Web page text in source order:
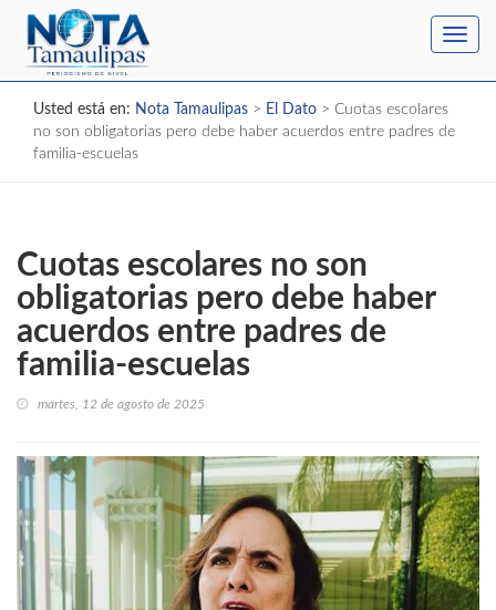
Usted está en: Nota Tamaulipas > El Dato > Cuotas escolares
no son obligatorias pero debe haber acuerdos entre padres de
familia-escuelas
Cuotas escolares no son
obligatorias pero debe haber
acuerdos entre padres de
familia-escuelas
martes, 12 de agosto de 2025